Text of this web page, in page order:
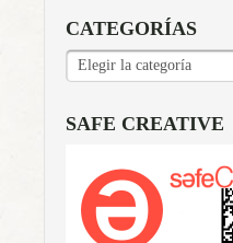
CATEGORÍAS
CATEGORÍAS
SAFE CREATIVE